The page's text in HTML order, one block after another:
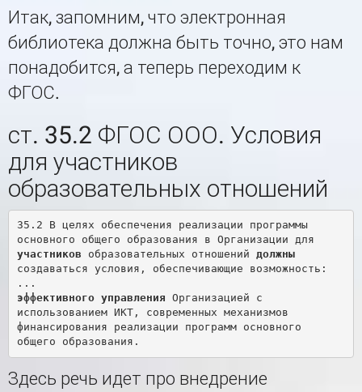
Итак, запомним, что электронная
библиотека должна быть точно, это нам
понадобится, а теперь переходим к
ФГОС.
ст. 35.2 ФГОС ООО. Условия
для участников
образовательных отношений
35.2 В целях обеспечения реализации программы
участников образовательных отношений должны
создаваться условия, обеспечивающие возможность:
эффективного управления Организацией с
использованием ИКТ, современных механизмов
финансирования реализации программ основного
Здесь речь идет про внедрение